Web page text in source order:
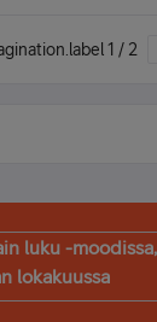
1 / 2
luku -
lokakuussa